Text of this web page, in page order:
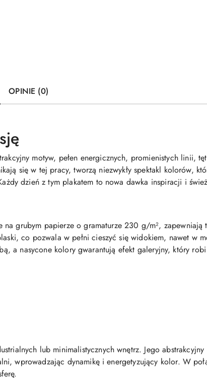
OPINIE (0)
motyw, pełen energicznych, promienistych linii,
się w tej pracy, tworzą niezwykły spektakl kolorów,
dzień z tym plakatem to nowa dawka inspiracji i
grubym papierze o gramaturze 230 g/m², zapewniają
co pozwala w pełni cieszyć się widokiem, nawet w
a nasycone kolory gwarantują efekt galeryjny, który robi
lub minimalistycznych wnętrz. Jego abstrakcyjny
wprowadzając dynamikę i energetyzujący kolor. W